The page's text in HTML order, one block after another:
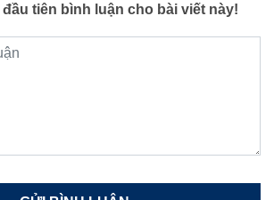
tiên bình luận cho bài viết này!